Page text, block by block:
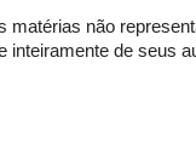
matérias não
inteiramente de seus